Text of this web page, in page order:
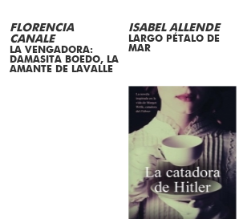
FLORENCIA
CANALE
LA VENGADORA:
DAMASITA BOEDO, LA
AMANTE DE LAVALLE
ISABEL ALLENDE
LARGO PÉTALO DE
MAR